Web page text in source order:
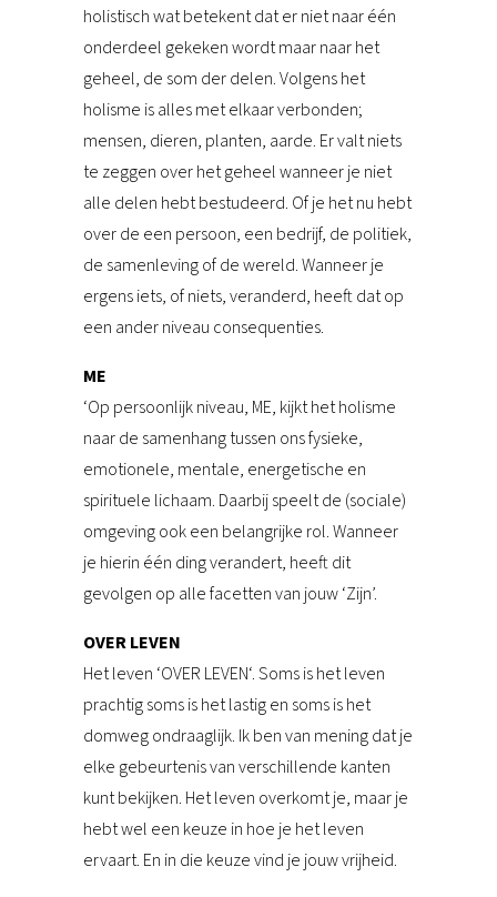
holistisch wat betekent dat er niet naar één
onderdeel gekeken wordt maar naar het
geheel, de som der delen. Volgens het
holisme is alles met elkaar verbonden;
mensen, dieren, planten, aarde. Er valt niets
te zeggen over het geheel wanneer je niet
alle delen hebt bestudeerd. Of je het nu hebt
over de een persoon, een bedrijf, de politiek,
de samenleving of de wereld. Wanneer je
ergens iets, of niets, veranderd, heeft dat op
een ander niveau consequenties.
ME
‘Op persoonlijk niveau, ME, kijkt het holisme
naar de samenhang tussen ons fysieke,
emotionele, mentale, energetische en
spirituele lichaam. Daarbij speelt de (sociale)
omgeving ook een belangrijke rol. Wanneer
je hierin één ding verandert, heeft dit
gevolgen op alle facetten van jouw ‘Zijn’.
OVER LEVEN
Het leven ‘OVER LEVEN‘. Soms is het leven
prachtig soms is het lastig en soms is het
domweg ondraaglijk. Ik ben van mening dat je
elke gebeurtenis van verschillende kanten
kunt bekijken. Het leven overkomt je, maar je
hebt wel een keuze in hoe je het leven
ervaart. En in die keuze vind je jouw vrijheid.